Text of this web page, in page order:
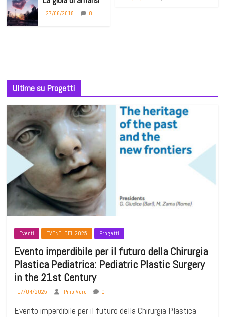
27/06/2018 0
Ultime su Progetti
Eventi EVENTI DEL 2025 Progetti
Evento imperdibile per il futuro della Chirurgia
Plastica Pediatrica: Pediatric Plastic Surgery
in the 21st Century
17/04/2025 Pino Vero 0
Evento imperdibile per il futuro della Chirurgia Plastica